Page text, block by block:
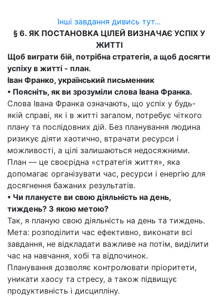
Інші завдання дивись тут...
§ 6. ЯК ПОСТАНОВКА ЦІЛЕЙ ВИЗНАЧАЄ УСПІХ У
ЖИТТІ
Щоб виграти бій, потрібна стратегія, а щоб досягти
успіху в житті - план.
Іван Франко, український письменник
• Поясніть, як ви зрозуміли слова Івана Франка.
Слова Івана Франка означають, що успіх у будь-
якій справі, як і в житті загалом, потребує чіткого
плану та послідовних дій. Без планування людина
ризикує діяти хаотично, втрачати ресурси і
можливості, а цілі залишаються недосяжними.
План — це своєрідна «стратегія життя», яка
допомагає організувати час, ресурси і енергію для
досягнення бажаних результатів.
• Чи плануєте ви свою діяльність на день,
тиждень? З якою метою?
Так, я планую свою діяльність на день та тиждень.
Мета: розподілити час ефективно, виконати всі
завдання, не відкладати важливе на потім, виділити
час на навчання, хобі та відпочинок.
Планування дозволяє контролювати пріоритети,
уникати хаосу та стресу, а також підвищує
продуктивність і дисципліну.